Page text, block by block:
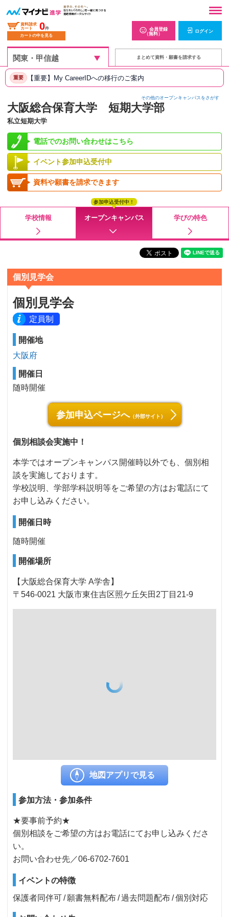
資料請求
カート
0件
カートの中を見る
会員登録
（無料）
ログイン
まとめて資料・願書を請求する
重要 【重要】My CareerIDへの移行のご案内
その他のオープンキャンパスをさがす
大阪総合保育大学 短期大学部
私立短期大学
電話でのお問い合わせはこちら
イベント参加申込受付中
資料や願書を請求できます
学校情報 オープンキャンパス
参加申込受付中！
学びの特色
個別見学会
個別見学会
定員制
開催地
大阪府
開催日
随時開催
参加申込ページへ（外部サイト）
個別相談会実施中！
本学ではオープンキャンパス開催時以外でも、個別相
談を実施しております。
学校説明、学部学科説明等をご希望の方はお電話にて
お申し込みください。
開催日時
随時開催
開催場所
【大阪総合保育大学 A学舎】
〒546-0021 大阪市東住吉区照ケ丘矢田2丁目21-9
地図アプリで見る
参加方法・参加条件
★要事前予約★
個別相談をご希望の方はお電話にてお申し込みくださ
い。
お問い合わせ先／06-6702-7601
イベントの特徴
保護者同伴可
願書無料配布 過去問題配布 個別対応